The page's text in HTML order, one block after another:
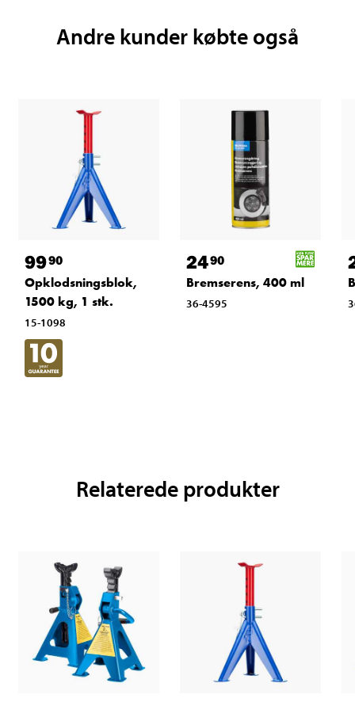
Andre kunder købte også
9990
Opklodsningsblok,
1500 kg, 1 stk.
15-1098
2490
Bremserens, 400 ml
36-4595
Relaterede produkter